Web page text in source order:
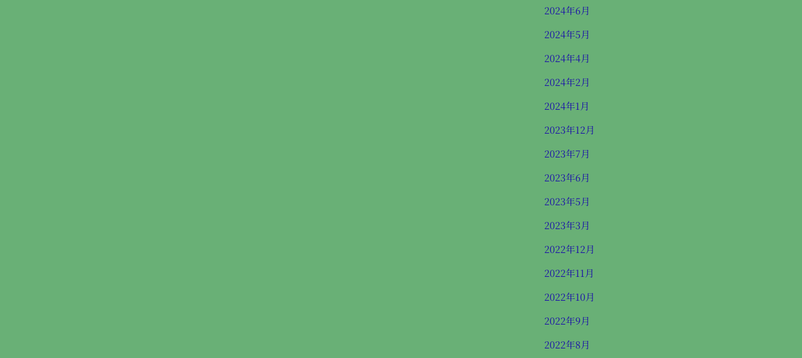
2024年6月
2024年5月
2024年4月
2024年2月
2024年1月
2023年12月
2023年7月
2023年6月
2023年5月
2023年3月
2022年12月
2022年11月
2022年10月
2022年9月
2022年8月